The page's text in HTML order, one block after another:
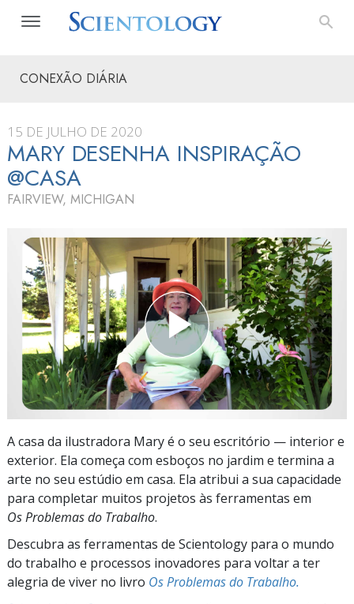
CONEXÃO DIÁRIA
15 DE JULHO DE 2020
MARY DESENHA INSPIRAÇÃO
@CASA
FAIRVIEW, MICHIGAN
A casa da ilustradora Mary é o seu escritório — interior e
exterior. Ela começa com esboços no jardim e termina a
arte no seu estúdio em casa. Ela atribui a sua capacidade
para completar muitos projetos às ferramentas em
Os Problemas do Trabalho.
Descubra as ferramentas de Scientology para o mundo
do trabalho e processos inovadores para voltar a ter
alegria de viver no livro Os Problemas do Trabalho.